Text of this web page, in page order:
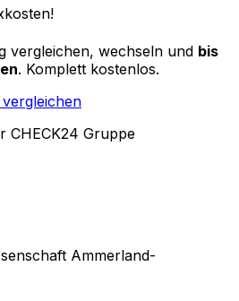
vergleichen, wechseln und bis
. Komplett kostenlos.
CHECK24 Gruppe
Ammerland-